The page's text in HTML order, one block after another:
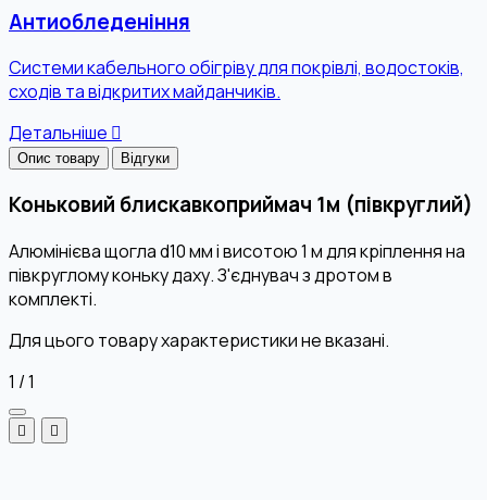
Антиобледеніння
Системи кабельного обігріву для покрівлі, водостоків,
сходів та відкритих майданчиків.
Детальніше
Опис товару Відгуки
Коньковий блискавкоприймач 1м (півкруглий)
Алюмінієва щогла d10 мм і висотою 1 м для кріплення на
півкруглому коньку даху. З'єднувач з дротом в
комплекті.
Для цього товару характеристики не вказані.
1 /1